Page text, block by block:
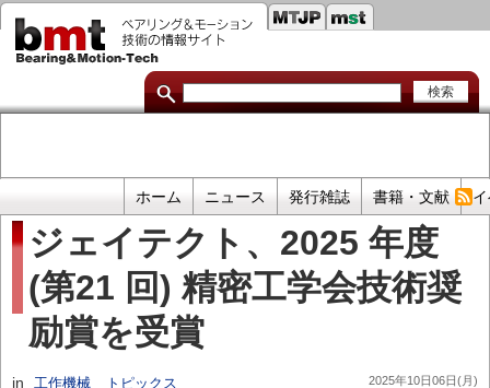
メ
イ
テ
カ
ン
ダ
リ
ン
ク
ラ
イ
リ
ホーム ニュース 発行雑誌 書籍・文献
ジェイテクト、2025 年度
(第21 回) 精密工学会技術奨
励賞を受賞
2025年10日06日(月)
in 工作機械 トピックス